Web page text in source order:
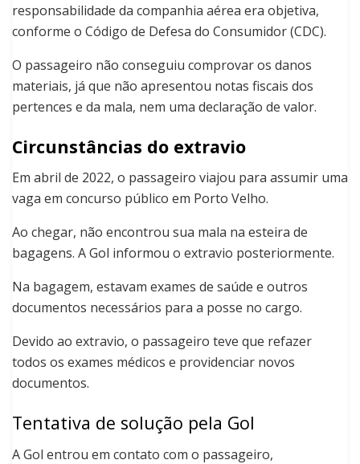
responsabilidade da companhia aérea era objetiva,
conforme o Código de Defesa do Consumidor (CDC).
O passageiro não conseguiu comprovar os danos
materiais, já que não apresentou notas fiscais dos
pertences e da mala, nem uma declaração de valor.
Circunstâncias do extravio
Em abril de 2022, o passageiro viajou para assumir uma
vaga em concurso público em Porto Velho.
Ao chegar, não encontrou sua mala na esteira de
bagagens. A Gol informou o extravio posteriormente.
Na bagagem, estavam exames de saúde e outros
documentos necessários para a posse no cargo.
Devido ao extravio, o passageiro teve que refazer
todos os exames médicos e providenciar novos
documentos.
Tentativa de solução pela Gol
A Gol entrou em contato com o passageiro,